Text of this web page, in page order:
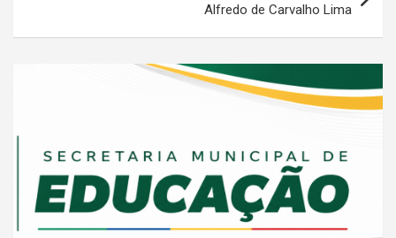
Alfredo de Carvalho Lima